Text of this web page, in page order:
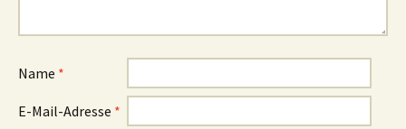
Name *
E-Mail-Adresse *